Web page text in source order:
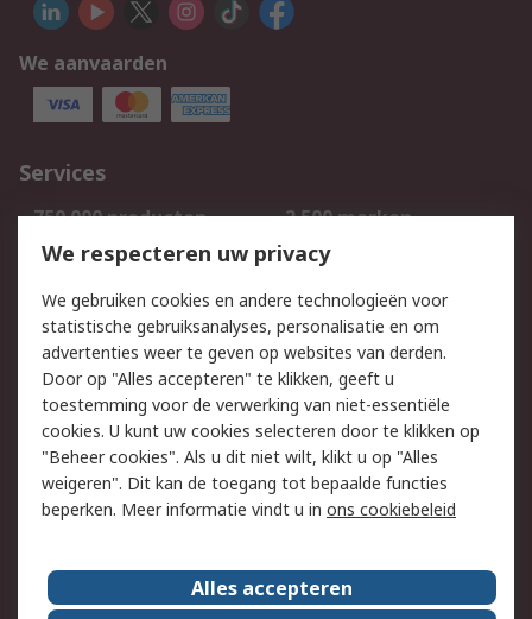
We aanvaarden
Services
750.000 producten
2.500 merken
Bestellen
Inkoopoplossingen
Track & Trace
Wettelijk
Cookiebeleid
Email veiligheid
Privacybeleid
Websitevoorwaarden
Algemene
verkoopvoorwaarden
Over RS
We respecteren uw privacy
We gebruiken cookies en andere technologieën voor
statistische gebruiksanalyses, personalisatie en om
advertenties weer te geven op websites van derden.
Door op "Alles accepteren" te klikken, geeft u
toestemming voor de verwerking van niet-essentiële
cookies. U kunt uw cookies selecteren door te klikken op
"Beheer cookies". Als u dit niet wilt, klikt u op "Alles
weigeren". Dit kan de toegang tot bepaalde functies
beperken. Meer informatie vindt u in ons cookiebeleid
Alles accepteren